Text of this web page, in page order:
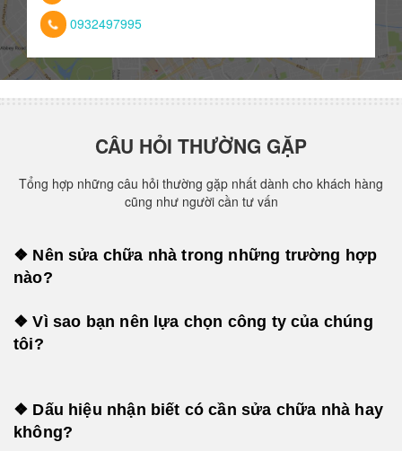
0932497995
CÂU HỎI THƯỜNG GẶP
Tổng hợp những câu hỏi thường gặp nhất dành cho khách hàng
cũng như người cần tư vấn
❖ Nên sửa chữa nhà trong những trường hợp
nào?
❖ Vì sao bạn nên lựa chọn công ty của chúng
tôi?
❖ Dấu hiệu nhận biết có cần sửa chữa nhà hay
không?